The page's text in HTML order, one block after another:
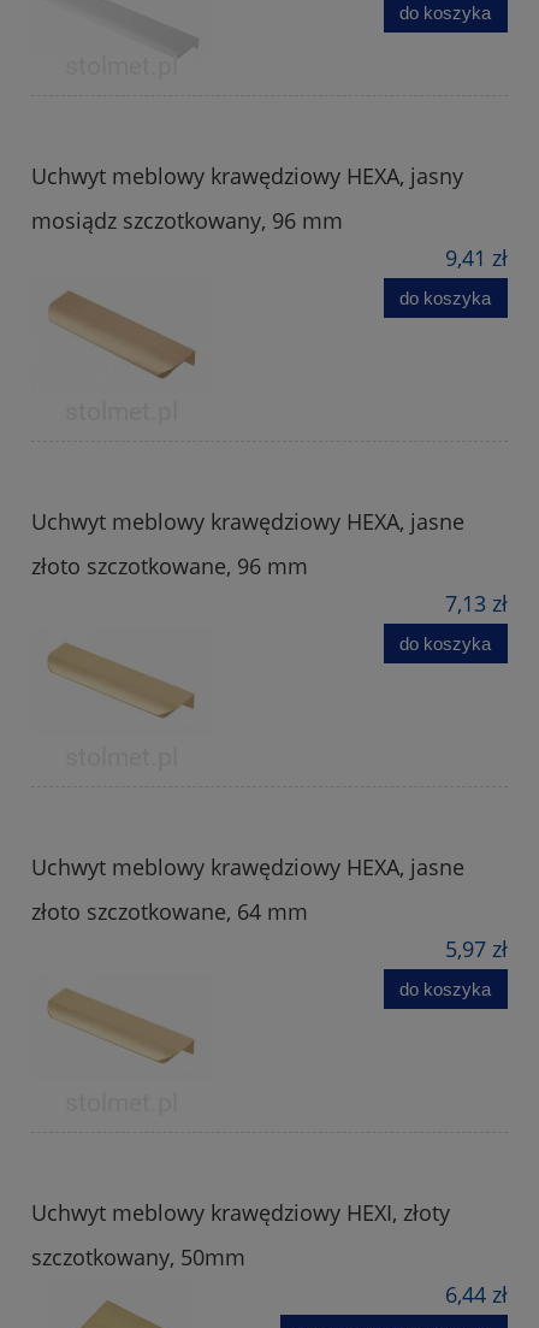
do koszyka
Uchwyt meblowy krawędziowy HEXA, jasny
mosiądz szczotkowany, 96 mm
9,41 zł
do koszyka
Uchwyt meblowy krawędziowy HEXA, jasne
złoto szczotkowane, 96 mm
7,13 zł
do koszyka
Uchwyt meblowy krawędziowy HEXA, jasne
złoto szczotkowane, 64 mm
5,97 zł
do koszyka
Uchwyt meblowy krawędziowy HEXI, złoty
szczotkowany, 50mm
6,44 zł